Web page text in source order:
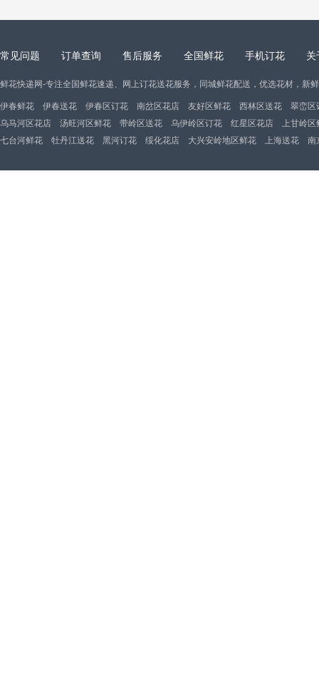
常见问题 订单查询 售后服务 全国鲜花 手机订花 关
鲜花快递网-专注全国鲜花速递、网上订花送花服务，同城鲜花配送，优选花材，新
伊春鲜花 伊春送花 伊春区订花 南岔区花店 友好区鲜花 西林区送花
翠峦区
乌马河区花店
汤旺河区鲜花 带岭区送花 乌伊岭区订花 红星区花店
上甘岭区
七台河鲜花
牡丹江送花 黑河订花 绥化花店 大兴安岭地区鲜花 上海送花 南